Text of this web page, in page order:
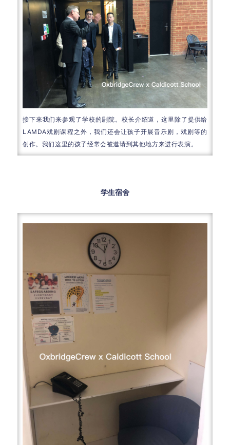
接下来我们来参观了学校的剧院。校长介绍道，这里除了提供给
LAMDA戏剧课程之外，我们还会让孩子开展音乐剧，戏剧等的
创作。我们这里的孩子经常会被邀请到其他地方来进行表演。
学生宿舍